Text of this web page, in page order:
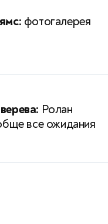
фотогалерея
Ролан
все ожидания